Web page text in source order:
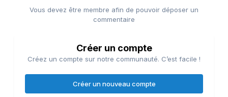
Vous devez être membre afin de pouvoir déposer un
commentaire
Créer un compte
Créez un compte sur notre communauté. C’est facile !
Créer un nouveau compte